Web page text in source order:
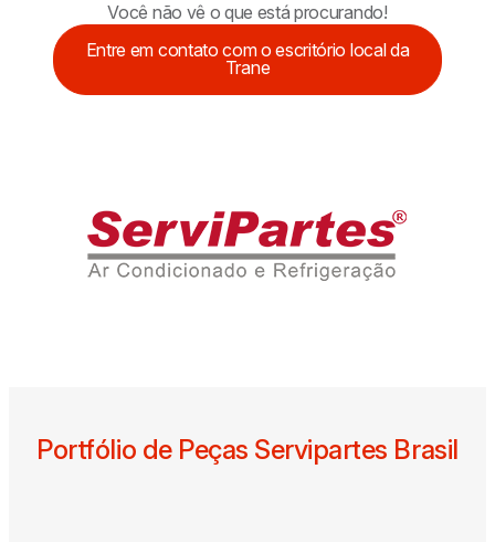
Você não vê o que está procurando!
Entre em contato com o escritório local da
Trane
Portfólio de Peças Servipartes Brasil